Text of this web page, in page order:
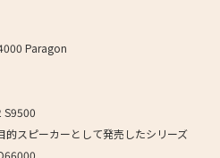
Paragon
S9500
スピーカーとして発売したシリーズ